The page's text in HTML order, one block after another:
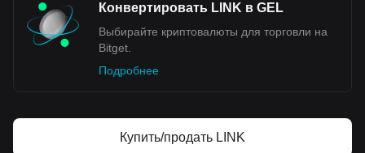
Конвертировать LINK в GEL
Выбирайте криптовалюты для торговли на
Bitget.
Подробнее
Купить/продать LINK